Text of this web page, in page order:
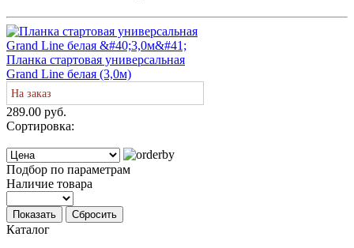
Планка стартовая универсальная
Grand Line белая (3,0м)
На заказ
289.00 руб.
Сортировка:
Подбор по параметрам
Наличие товара
Показать Сбросить
Каталог